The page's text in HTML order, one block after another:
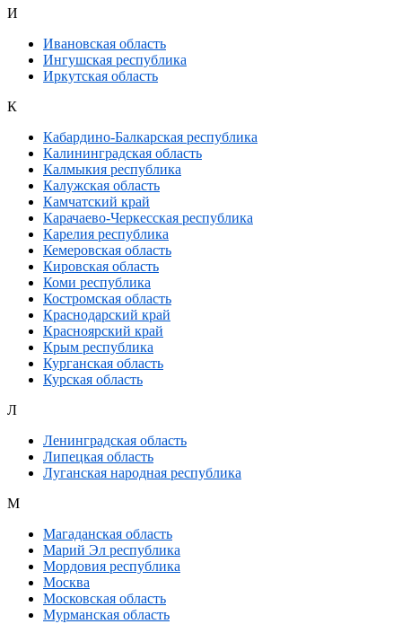
И
Ивановская область
Ингушская республика
Иркутская область
К
Кабардино-Балкарская республика
Калининградская область
Калмыкия республика
Калужская область
Камчатский край
Карачаево-Черкесская республика
Карелия республика
Кемеровская область
Кировская область
Коми республика
Костромская область
Краснодарский край
Красноярский край
Крым республика
Курганская область
Курская область
Л
Ленинградская область
Липецкая область
Луганская народная республика
М
Магаданская область
Марий Эл республика
Мордовия республика
Москва
Московская область
Мурманская область